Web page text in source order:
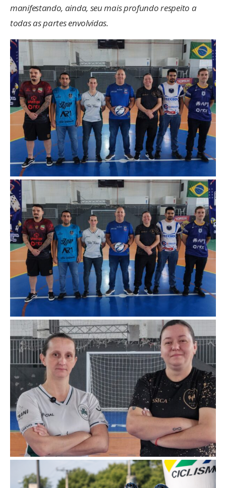
manifestando, ainda, seu mais profundo respeito a
todas as partes envolvidas.